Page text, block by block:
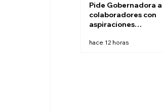
Pide Gobernadora a
colaboradores con
aspiraciones
la próxima semana
hace 12 horas